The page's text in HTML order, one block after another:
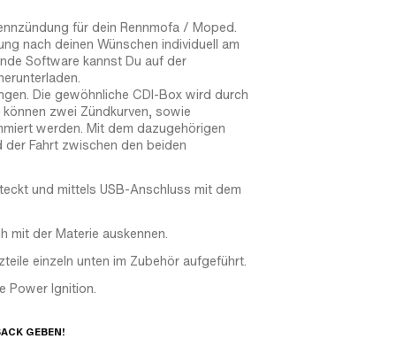
für dein Rennmofa / Moped.
nach deinen Wünschen individuell am
Software kannst Du auf der
Die gewöhnliche CDI-Box wird durch
zwei Zündkurven, sowie
werden. Mit dem dazugehörigen
Fahrt zwischen den beiden
und mittels USB-Anschluss mit dem
mit der Materie auskennen.
einzeln unten im Zubehör aufgeführt.
Power Ignition.
GEBEN!